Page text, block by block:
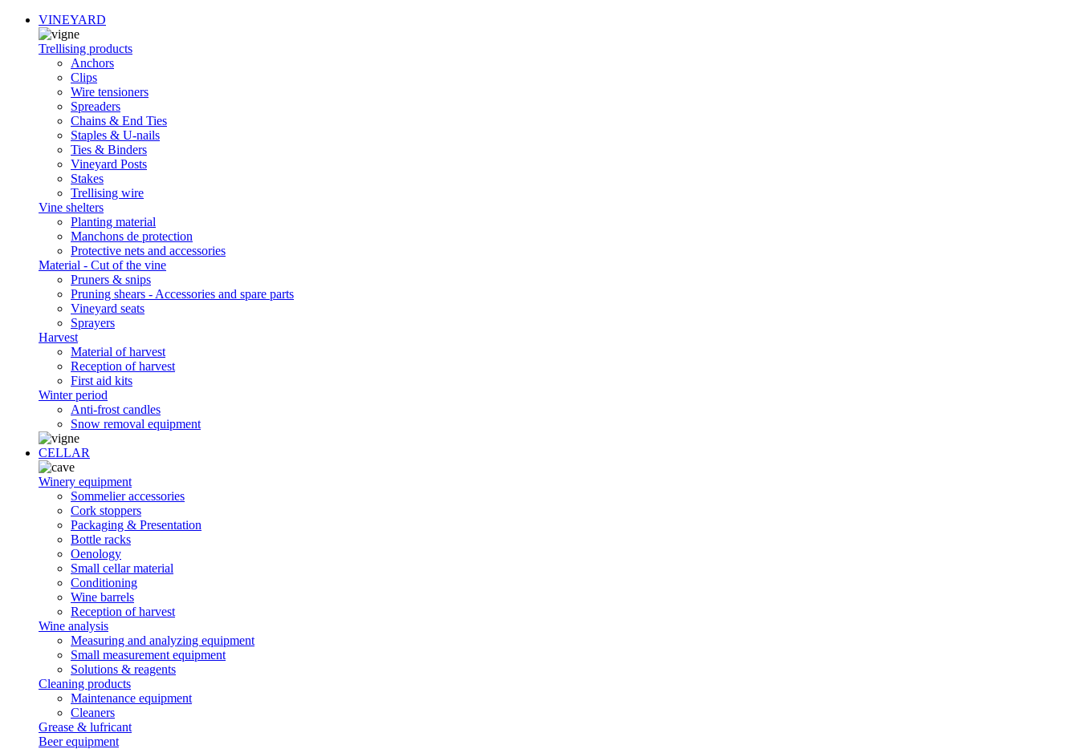
VINEYARD
Trellising products
Anchors
Clips
Wire tensioners
Spreaders
Chains & End Ties
Staples & U-nails
Ties & Binders
Vineyard Posts
Stakes
Trellising wire
Vine shelters
Planting material
Manchons de protection
Protective nets and accessories
Material - Cut of the vine
Pruners & snips
Pruning shears - Accessories and spare parts
Vineyard seats
Sprayers
Harvest
Material of harvest
Reception of harvest
First aid kits
Winter period
Anti-frost candles
Snow removal equipment
CELLAR
Winery equipment
Sommelier accessories
Cork stoppers
Packaging & Presentation
Bottle racks
Oenology
Small cellar material
Conditioning
Wine barrels
Reception of harvest
Wine analysis
Measuring and analyzing equipment
Small measurement equipment
Solutions & reagents
Cleaning products
Maintenance equipment
Cleaners
Grease & lufricant
Beer equipment